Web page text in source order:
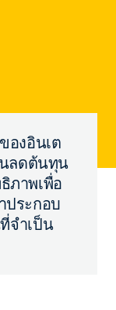
องอินเต
นลดต้นทุน
ภาพเพื่อ
ประกอบ
จำเป็น